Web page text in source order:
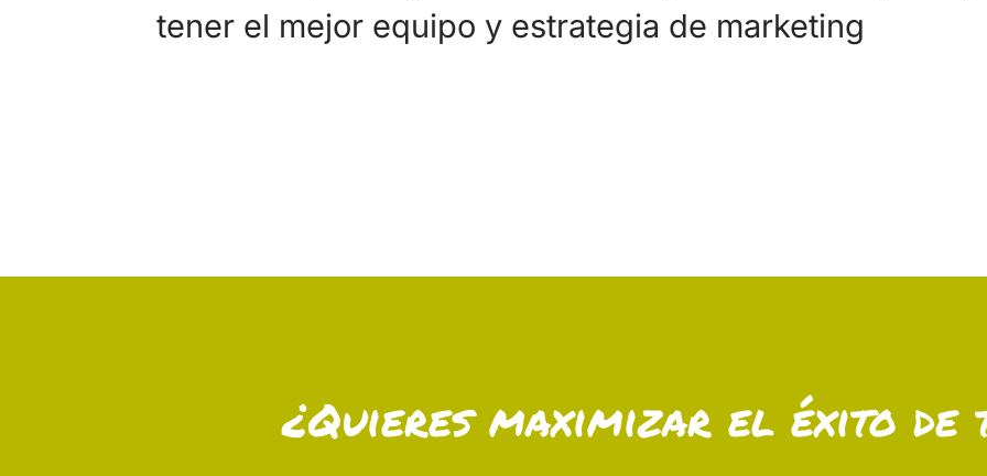
tener el mejor equipo y estrategia de marketing
¿Quieres maximizar el éxito de